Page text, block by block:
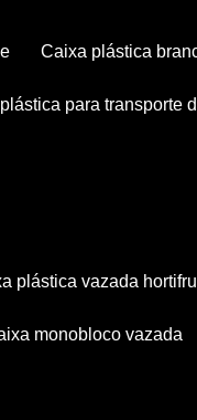
caixa plástica
plástica para transporte
plástica vazada
monobloco vazada